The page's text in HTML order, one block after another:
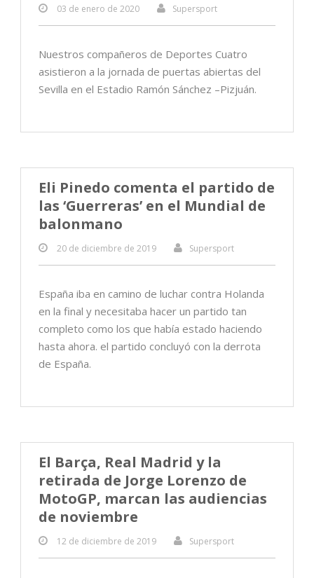
03 de enero de 2020 Supersport
Nuestros compañeros de Deportes Cuatro
asistieron a la jornada de puertas abiertas del
Sevilla en el Estadio Ramón Sánchez –Pizjuán.
Eli Pinedo comenta el partido de
las ‘Guerreras’ en el Mundial de
balonmano
20 de diciembre de 2019 Supersport
España iba en camino de luchar contra Holanda
en la final y necesitaba hacer un partido tan
completo como los que había estado haciendo
hasta ahora. el partido concluyó con la derrota
de España.
El Barça, Real Madrid y la
retirada de Jorge Lorenzo de
MotoGP, marcan las audiencias
de noviembre
12 de diciembre de 2019 Supersport